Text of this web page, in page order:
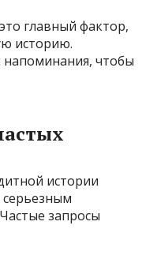
главный фактор,
историю.
чтобы
истории
серьезным
запросы